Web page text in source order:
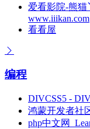
爱看影院-熊
www.iiikan.com
看看屋
编程
DIVCSS5 -
鸿蒙开发者社
php中文网